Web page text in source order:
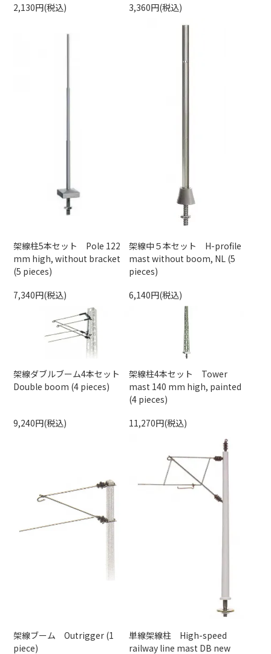
2,130円(税込)
3,360円(税込)
架線柱5本セット Pole 122
mm high, without bracket
(5 pieces)
7,340円(税込)
架線中５本セット H-profile
mast without boom, NL (5
pieces)
6,140円(税込)
架線ダブルブーム4本セット
Double boom (4 pieces)
9,240円(税込)
架線柱4本セット Tower
mast 140 mm high, painted
(4 pieces)
11,270円(税込)
架線ブーム Outrigger (1
piece)
単線架線柱 High-speed
railway line mast DB new